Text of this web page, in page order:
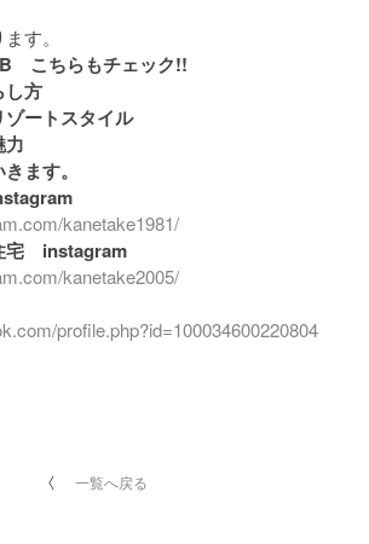
す。
こちらもチェック!!
し方
ゾートスタイル
力
ます。
instagram
kanetake1981/
宅 instagram
kanetake2005/
profile.php?id=100034600220804
一覧へ戻る